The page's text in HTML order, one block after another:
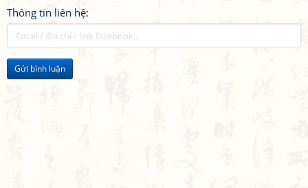
Thông tin liên hệ:
Gửi bình luận